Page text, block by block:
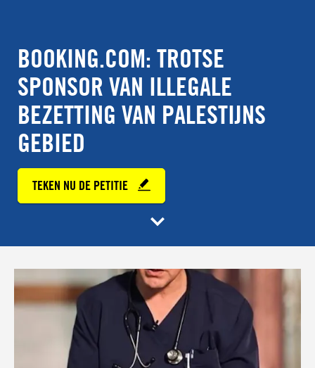
BOOKING.COM: TROTSE
SPONSOR VAN ILLEGALE
BEZETTING VAN PALESTIJNS
GEBIED
TEKEN NU DE PETITIE